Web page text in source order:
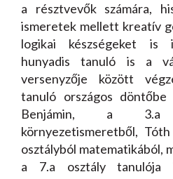
a résztvevők számára,
ismeretek mellett kreatív
logikai készségeket is
hunyadis tanuló is a
versenyzője között
tanuló országos
Benjámin, a 3.a
környezetismeretből,
osztályból matematikából,
a 7.a osztály tanulója